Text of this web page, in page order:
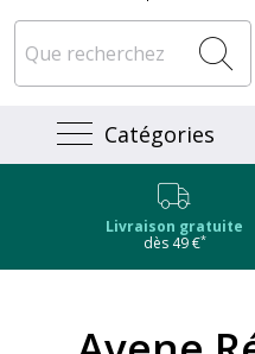
Catégories
Livraison gratuite
dès 49 €*